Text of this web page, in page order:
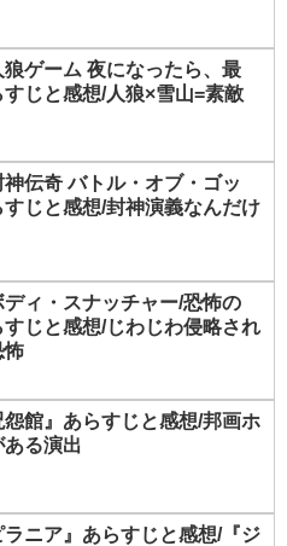
狼ゲーム 夜になったら、最
じと感想/人狼×雪山=素敵
神伝奇 バトル・オブ・ゴッ
すじと感想/封神演義なんだけ
ディ・スナッチャー/恐怖の
じと感想/じわじわ侵略され
怖
怨館』あらすじと感想/邦画ホ
ある演出
ラニア』あらすじと感想/『ジ